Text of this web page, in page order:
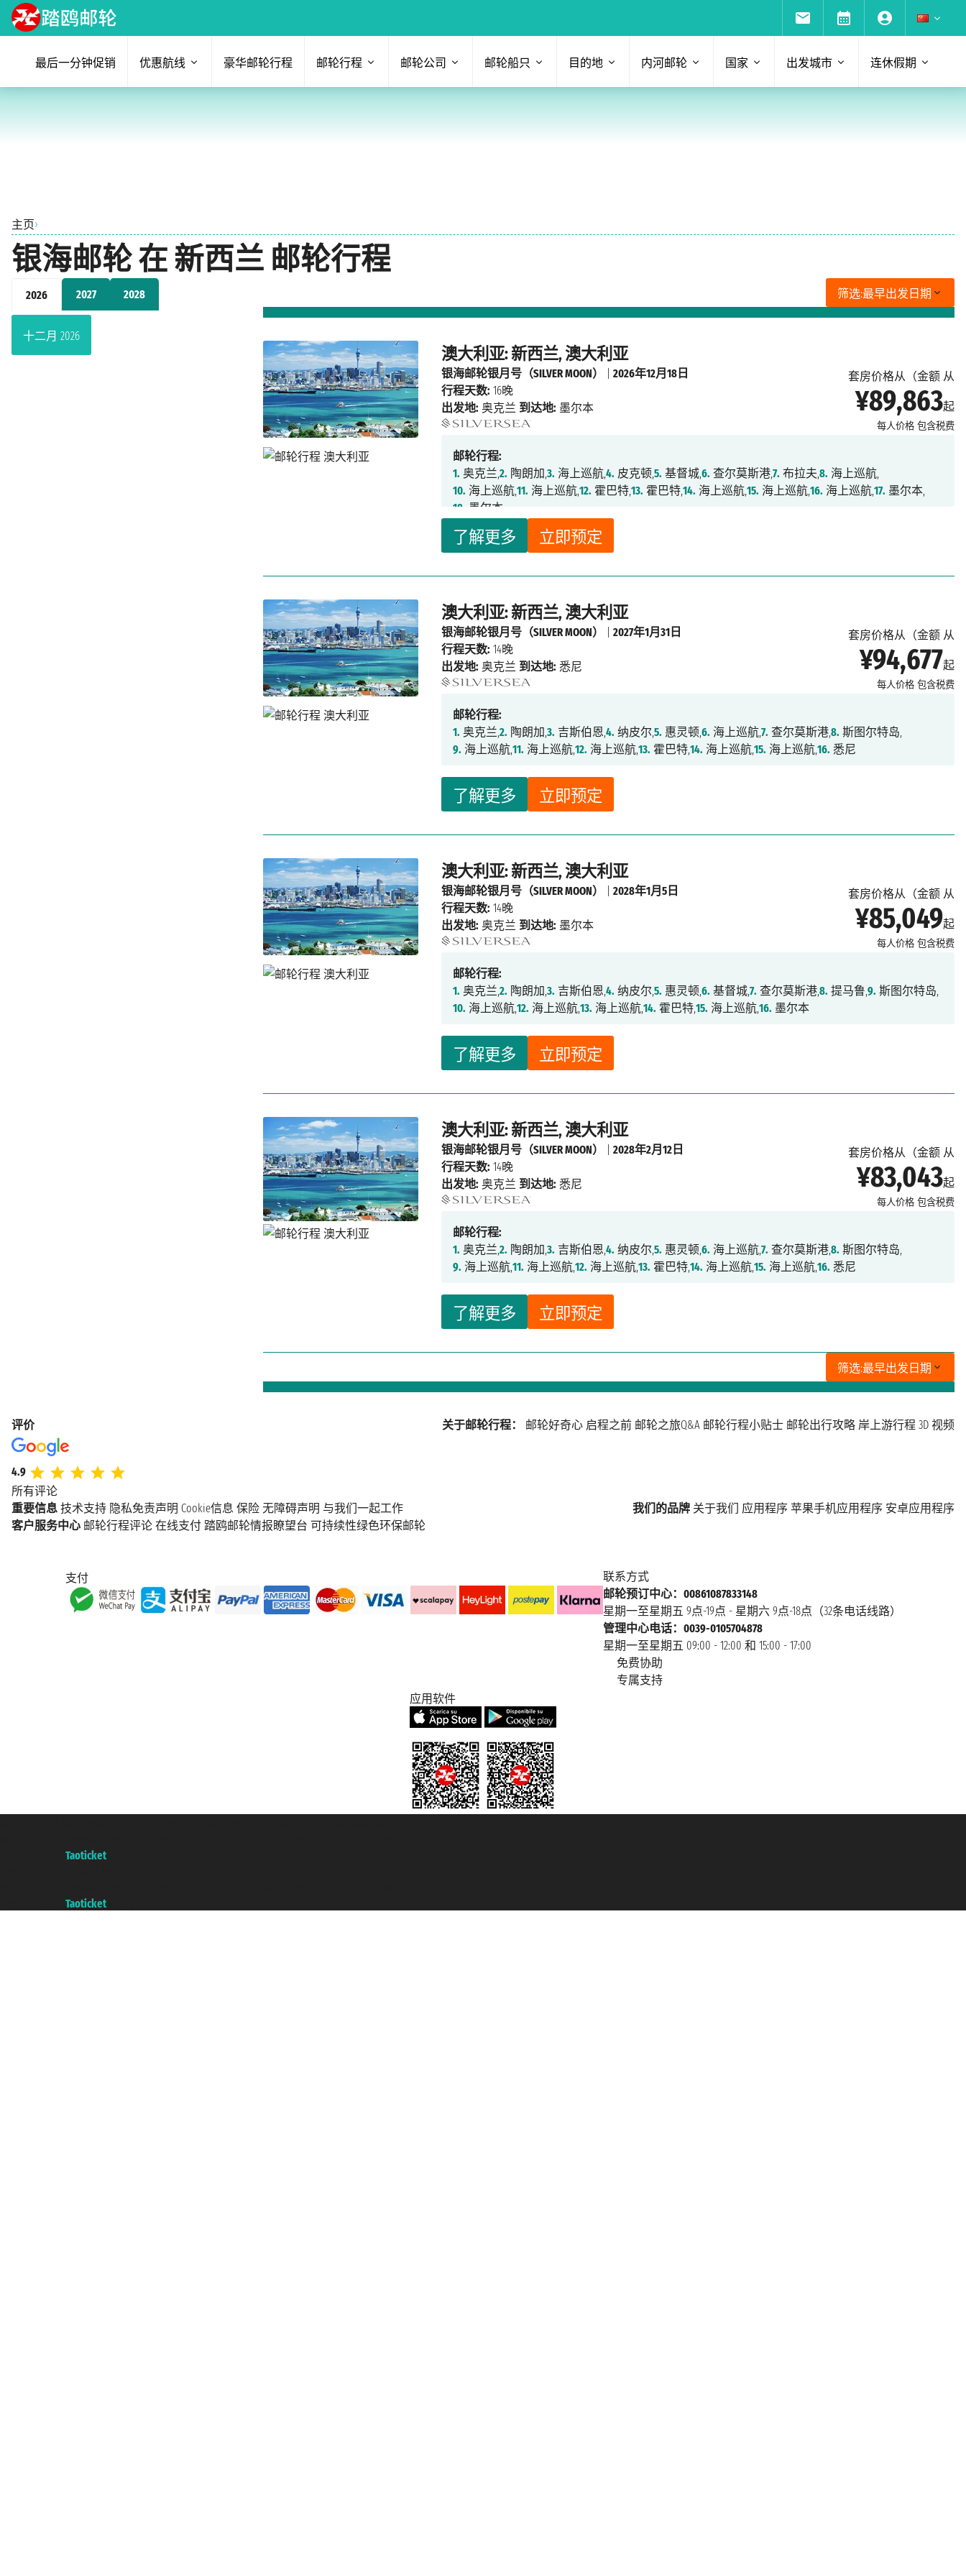
最后一分钟促销 优惠航线 豪华邮轮行程 邮轮行程 邮轮公司 邮轮船只 目的地 内河邮轮 国家 出发城市 连休假期
主页›
银海邮轮 在 新西兰 邮轮行程
2026 2027 2028
十二月 2026
筛选:最早出发日期
澳大利亚: 新西兰, 澳大利亚
套房价格从（金额 从
¥89,863起
每人价格 包含税费
了解更多 立即预定
银海邮轮银月号（SILVER MOON） |2026年12月18日
行程天数: 16晚
出发地: 奥克兰 到达地: 墨尔本
邮轮行程:
1. 奥克兰,2. 陶朗加,3. 海上巡航,4. 皮克顿,5. 基督城,6. 查尔莫斯港,7. 布拉夫,8. 海上巡航,
10. 海上巡航,11. 海上巡航,12. 霍巴特,13. 霍巴特,14. 海上巡航,15. 海上巡航,16. 海上巡航,17. 墨尔本,
18. 墨尔本
澳大利亚: 新西兰, 澳大利亚
套房价格从（金额 从
¥94,677起
每人价格 包含税费
了解更多 立即预定
银海邮轮银月号（SILVER MOON） |2027年1月31日
行程天数: 14晚
出发地: 奥克兰 到达地: 悉尼
邮轮行程:
1. 奥克兰,2. 陶朗加,3. 吉斯伯恩,4. 纳皮尔,5. 惠灵顿,6. 海上巡航,7. 查尔莫斯港,8. 斯图尔特岛,
9. 海上巡航,11. 海上巡航,12. 海上巡航,13. 霍巴特,14. 海上巡航,15. 海上巡航,16. 悉尼
澳大利亚: 新西兰, 澳大利亚
套房价格从（金额 从
¥85,049起
每人价格 包含税费
了解更多 立即预定
银海邮轮银月号（SILVER MOON） |2028年1月5日
行程天数: 14晚
出发地: 奥克兰 到达地: 墨尔本
邮轮行程:
1. 奥克兰,2. 陶朗加,3. 吉斯伯恩,4. 纳皮尔,5. 惠灵顿,6. 基督城,7. 查尔莫斯港,8. 提马鲁,9. 斯图尔特岛,
10. 海上巡航,12. 海上巡航,13. 海上巡航,14. 霍巴特,15. 海上巡航,16. 墨尔本
澳大利亚: 新西兰, 澳大利亚
套房价格从（金额 从
¥83,043起
每人价格 包含税费
了解更多 立即预定
银海邮轮银月号（SILVER MOON） |2028年2月12日
行程天数: 14晚
出发地: 奥克兰 到达地: 悉尼
邮轮行程:
1. 奥克兰,2. 陶朗加,3. 吉斯伯恩,4. 纳皮尔,5. 惠灵顿,6. 海上巡航,7. 查尔莫斯港,8. 斯图尔特岛,
9. 海上巡航,11. 海上巡航,12. 海上巡航,13. 霍巴特,14. 海上巡航,15. 海上巡航,16. 悉尼
筛选:最早出发日期
评价
4.9
所有评论
关于邮轮行程： 邮轮好奇心 启程之前 邮轮之旅Q&A 邮轮行程小贴士 邮轮出行攻略 岸上游行程 3D 视频
重要信息 技术支持 隐私免责声明 Cookie信息 保险 无障碍声明 与我们一起工作 我们的品牌 关于我们 应用程序 苹果手机应用程序 安卓应用程序
客户服务中心 邮轮行程评论 在线支付 踏鸥邮轮情报瞭望台 可持续性绿色环保邮轮
支付
联系方式
邮轮预订中心：00861087833148
星期一至星期五 9点-19点 - 星期六 9点-18点（32条电话线路）
管理中心电话：0039-0105704878
星期一至星期五 09:00 - 12:00 和 15:00 - 17:00
免费协助
专属支持
应用软件
Taoticket
Taoticket